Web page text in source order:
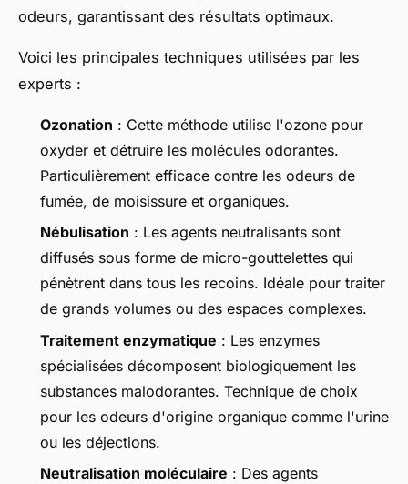
odeurs, garantissant des résultats optimaux.
Voici les principales techniques utilisées par les
experts :
Ozonation : Cette méthode utilise l'ozone pour
oxyder et détruire les molécules odorantes.
Particulièrement efficace contre les odeurs de
fumée, de moisissure et organiques.
Nébulisation : Les agents neutralisants sont
diffusés sous forme de micro-gouttelettes qui
pénètrent dans tous les recoins. Idéale pour traiter
de grands volumes ou des espaces complexes.
Traitement enzymatique : Les enzymes
spécialisées décomposent biologiquement les
substances malodorantes. Technique de choix
pour les odeurs d'origine organique comme l'urine
ou les déjections.
Neutralisation moléculaire : Des agents